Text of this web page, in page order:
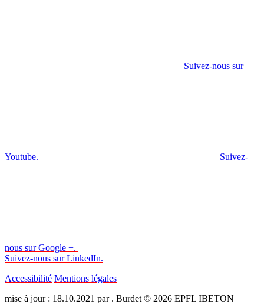
Suivez-nous sur
Youtube. Suivez-
nous sur Google +.
Suivez-nous sur LinkedIn.
Accessibilité Mentions légales
mise à jour : 18.10.2021 par . Burdet © 2026 EPFL IBETON